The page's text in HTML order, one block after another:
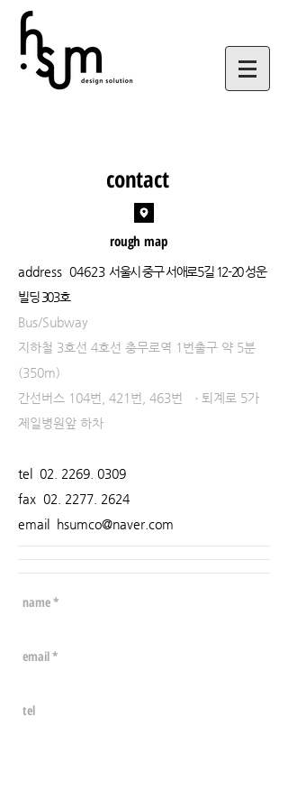
contact
rough map
address 04623 서울시 중구 서애로5길 12-20 성운
빌딩 303호
Bus/Subway
지하철 3호선 4호선 충무로역 1번출구 약 5분
(350m)
간선버스 104번, 421번, 463번 → 퇴계로 5가
제일병원앞 하차
tel 02. 2269. 0309
fax 02. 2277. 2624
email
hsumco@naver.com